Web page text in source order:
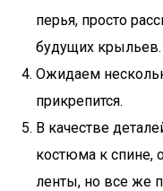
перья, просто
будущих крыльев.
Ожидаем
прикрепится.
В качестве
костюма к спине,
ленты, но все же